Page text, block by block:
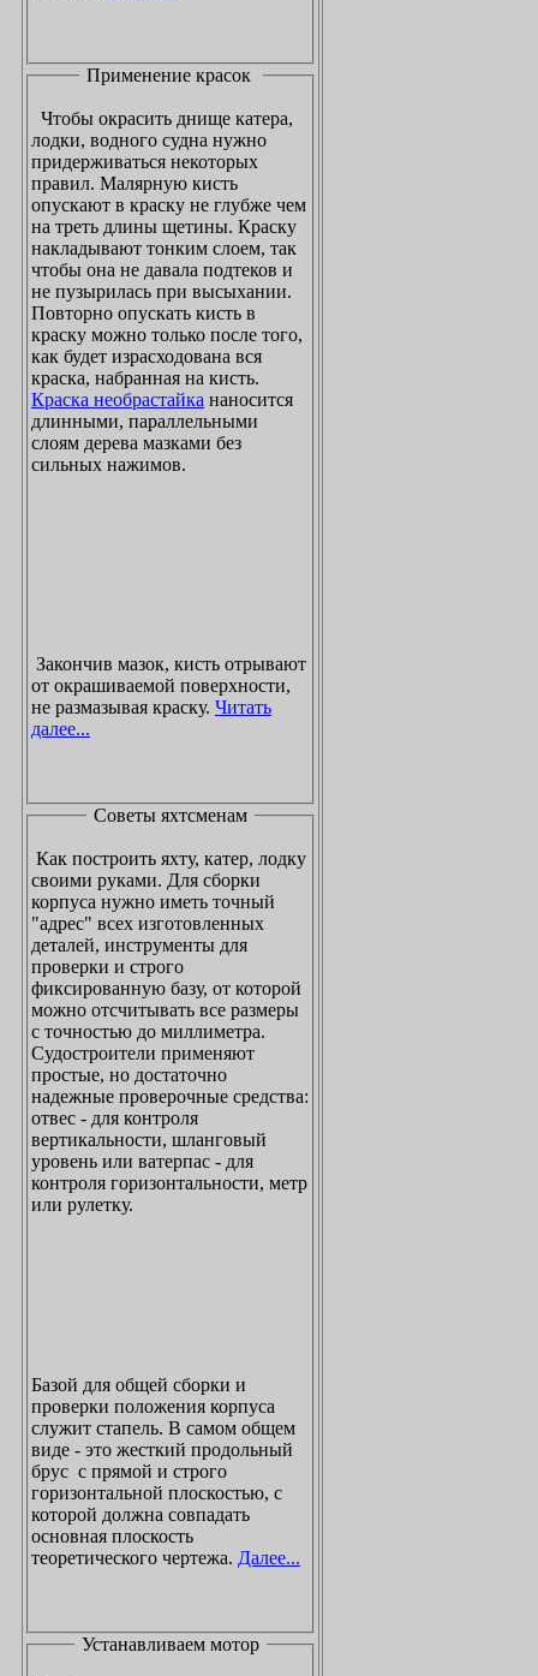
Применение красок
лодки, водного судна нужно
придерживаться некоторых
правил. Малярную кисть
опускают в краску не глубже чем
на треть длины щетины. Краску
накладывают тонким слоем, так
чтобы она не давала подтеков и
не пузырилась при высыхании.
Повторно опускать кисть в
краску можно только после того,
как будет израсходована вся
краска, набранная на кисть.
Краска необрастайка
длинными, параллельными
слоям дерева мазками без
сильных нажимов.
Закончив мазок, кисть отрывают
от окрашиваемой поверхности,
не размазывая краску. Читать
далее...
Советы яхтсменам
Как построить яхту, катер, лодку
своими руками. Для сборки
корпуса нужно иметь точный
"адрес" всех изготовленных
деталей, инструменты для
проверки и строго
фиксированную базу, от которой
можно отсчитывать все размеры
с точностью до миллиметра.
Судостроители применяют
простые, но достаточно
надежные проверочные средства:
отвес - для контроля
вертикальности, шланговый
уровень или ватерпас - для
контроля горизонтальности, метр
или рулетку.
Базой для общей сборки и
проверки положения корпуса
служит стапель. В самом общем
виде - это жесткий продольный
брус с прямой и строго
горизонтальной плоскостью, с
которой должна совпадать
основная плоскость
теоретического чертежа. Далее...
Устанавливаем мотор